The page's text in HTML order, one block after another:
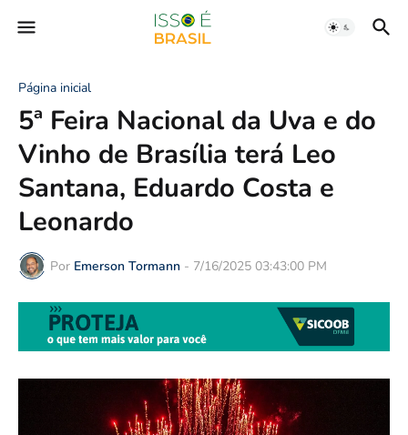
Página inicial
5ª Feira Nacional da Uva e do
Vinho de Brasília terá Leo
Santana, Eduardo Costa e
Leonardo
Por Emerson Tormann - 7/16/2025 03:43:00 PM